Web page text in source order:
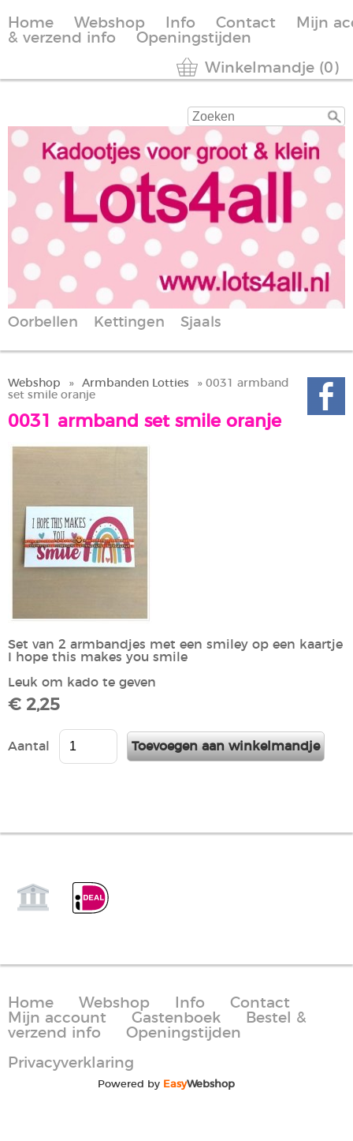
Home Webshop Info Contact
Mijn
& verzend info
Openingstijden
Winkelmandje (0)
Oorbellen Kettingen Sjaals
Webshop » Armbanden Lotties
» 0031 armband
set smile oranje
0031 armband set smile oranje
Set van 2 armbandjes met een smiley op een kaartje
I hope this makes you smile
Leuk om kado te geven
€ 2,25
Aantal
Home Webshop Info
Contact
Mijn account
Gastenboek
Bestel &
verzend info
Openingstijden
Privacyverklaring
Powered by EasyWebshop